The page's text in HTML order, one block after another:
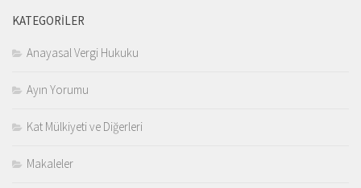
KATEGORILER
Anayasal Vergi Hukuku
Ayın Yorumu
Kat Mülkiyeti ve Diğerleri
Makaleler